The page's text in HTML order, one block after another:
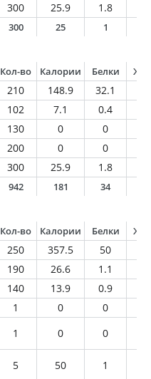
300 25.9 1.8
300 25 1
Кол-во Калории Белки
210 148.9 32.1
102 7.1 0.4
130 0 0
200 0 0
300 25.9 1.8
942 181 34
Кол-во Калории Белки
250 357.5 50
190 26.6 1.1
140 13.9 0.9
1 0 0
1 0 0
5 50 1